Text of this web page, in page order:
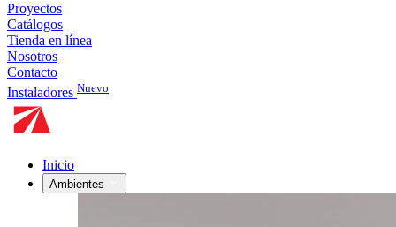
Proyectos
Catálogos
Tienda en línea
Nosotros
Contacto
Instaladores Nuevo
Inicio
Ambientes